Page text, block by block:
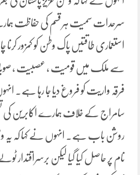
سرحدات سمیت ہر قسم کی حفاظت
استعماری طاقتیں پاک وطن کو کمزور کرنا
سے ملک میں قومیت ، عصبیت ،
فرقہ واریت کو فروغ دیا جا رہا ہے۔
سامراج کے خلاف ہمارے اکابرین کی
روشن باب ہے۔ انہوں نے کہا کہ
نام پر حاصل کیا گیا لیکن برسراقتدار